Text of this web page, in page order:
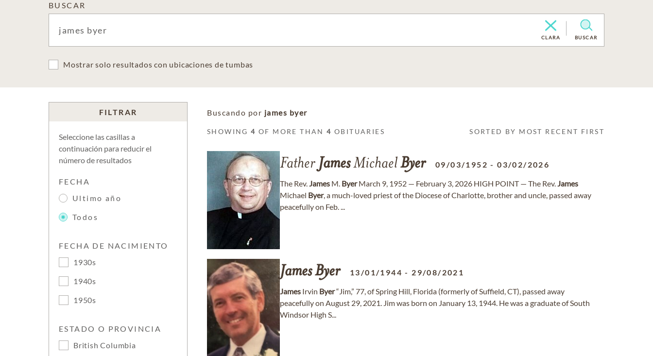
BUSCAR
CLARA BUSCAR
Mostrar solo resultados con ubicaciones de tumbas
FILTRAR
Seleccione las casillas a
continuación para reducir el
número de resultados
FECHA
Ultimo año
Todos
FECHA DE NACIMIENTO
1930s
1940s
1950s
ESTADO O PROVINCIA
British Columbia
Buscando por james byer
SHOWING4 OF MORE THAN4 OBITUARIES SORTED BY MOST RECENT FIRST
Father JamesMichaelByer 09/03/1952 -03/02/2026
The Rev.James M. ByerMarch 9, 1952 — February 3, 2026 HIGH POINT — The Rev.James
Michael Byer, a much-loved priest of the Diocese of Charlotte, brother and uncle, passed away
peacefully on Feb. ...
JamesByer 13/01/1944 - 29/08/2021
James Irvin Byer“Jim,” 77, of Spring Hill, Florida (formerly of Suffield, CT), passed away
peacefully on August 29, 2021. Jim was born on January 13, 1944. He was a graduate of South
Windsor High S...